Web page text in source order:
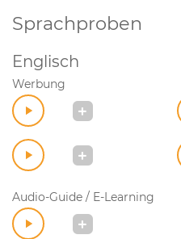
Sprachproben
Englisch
Werbung
Audio-Guide / E-Learning